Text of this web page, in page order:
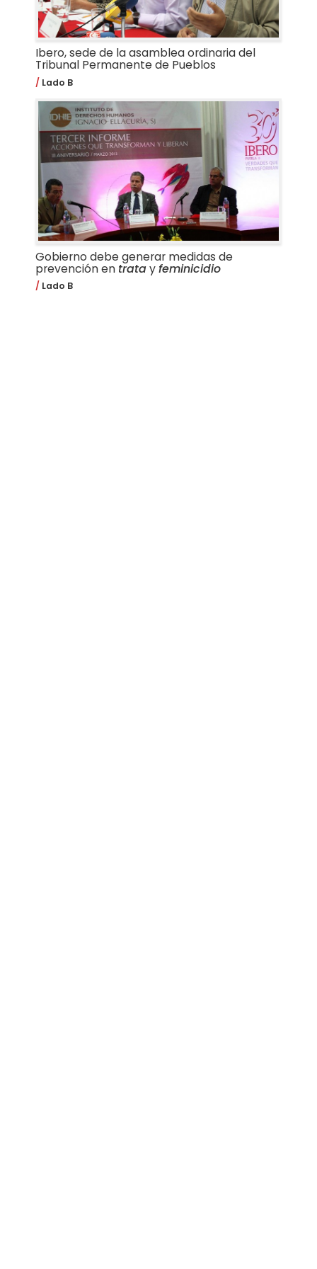
Ibero, sede de la asamblea ordinaria del
Tribunal Permanente de Pueblos
Lado B
Gobierno debe generar medidas de
prevención en tratayfeminicidio
Lado B